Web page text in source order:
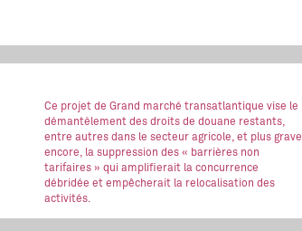
Ce projet de Grand marché transatlantique vise le
démantèlement des droits de douane restants,
entre autres dans le secteur agricole, et plus grave
encore, la suppression des « barrières non
tarifaires » qui amplifierait la concurrence
débridée et empêcherait la relocalisation des
activités.